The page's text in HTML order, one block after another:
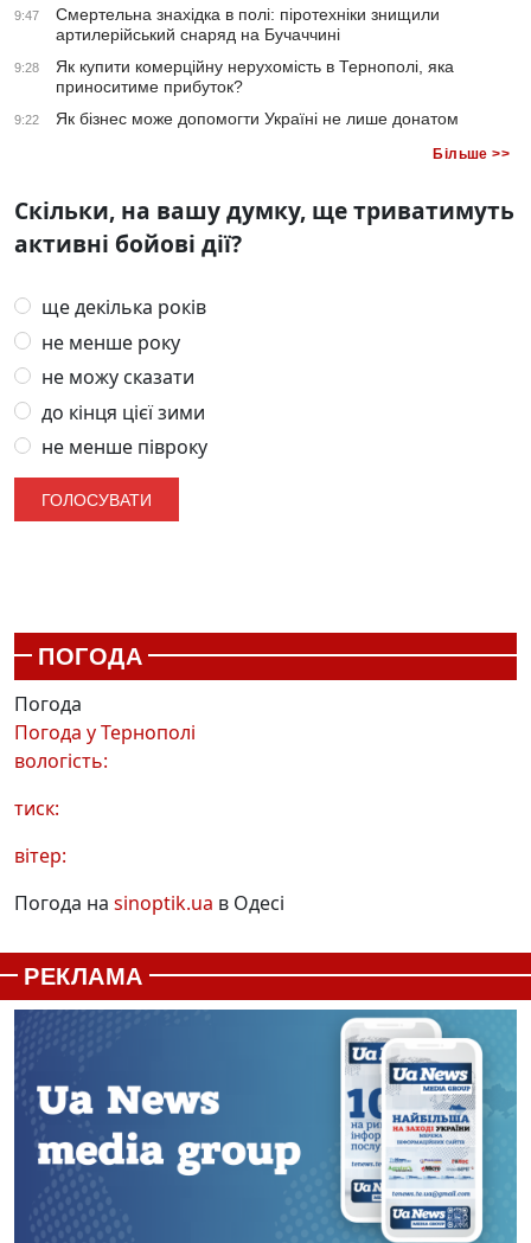
9:47
Смертельна знахідка в полі: піротехніки знищили
артилерійський снаряд на Бучаччині
9:28
Як купити комерційну нерухомість в Тернополі, яка
приноситиме прибуток?
9:22 Як бізнес може допомогти Україні не лише донатом
Більше >>
Скільки, на вашу думку, ще триватимуть
активні бойові дії?
ще декілька років
не менше року
не можу сказати
до кінця цієї зими
не менше півроку
ПОГОДА
Погода
Погода уТернополі
вологість:
тиск:
вітер:
Погода на sinoptik.ua в Одесі
РЕКЛАМА